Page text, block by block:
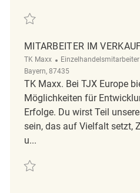
Retten Minijobber im Verkauf (m/
MITARBEITER IM
TK Maxx Kategorie
Einzelhandelsmitarbeiter
Bayern, 87435
TK Maxx. Bei TJX Europe
Möglichkeiten für
Erfolge. Du wirst Teil
sein, das auf Vielfalt setzt,
u...
Retten Mitarbeiter im Verkauf